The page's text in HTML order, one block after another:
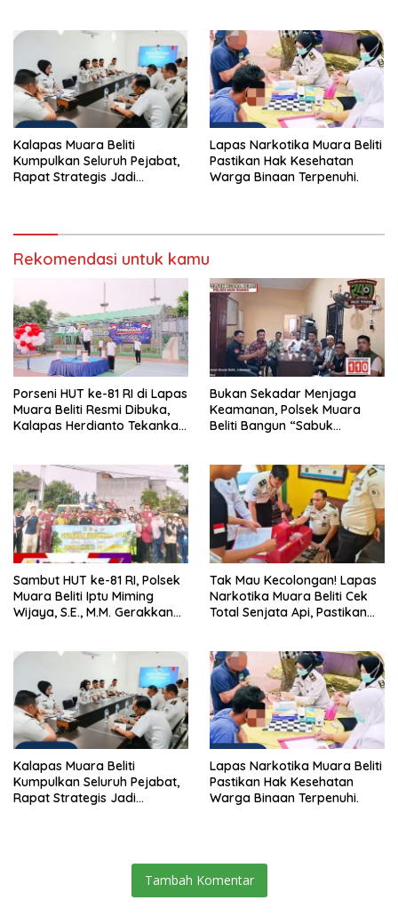
Kalapas Muara Beliti
Kumpulkan Seluruh Pejabat,
Rapat Strategis Jadi
Lapas Narkotika Muara Beliti
Pastikan Hak Kesehatan
Warga Binaan Terpenuhi.
Rekomendasi untuk kamu
Porseni HUT ke-81 RI di Lapas
Muara Beliti Resmi Dibuka,
Kalapas Herdianto Tekankan
Bukan Sekadar Menjaga
Keamanan, Polsek Muara
Beliti Bangun “Sabuk
Sambut HUT ke-81 RI, Polsek
Muara Beliti Iptu Miming
Wijaya, S.E., M.M. Gerakkan
Tak Mau Kecolongan! Lapas
Narkotika Muara Beliti Cek
Total Senjata Api, Pastikan
Kalapas Muara Beliti
Kumpulkan Seluruh Pejabat,
Rapat Strategis Jadi
Lapas Narkotika Muara Beliti
Pastikan Hak Kesehatan
Warga Binaan Terpenuhi.
Tambah Komentar